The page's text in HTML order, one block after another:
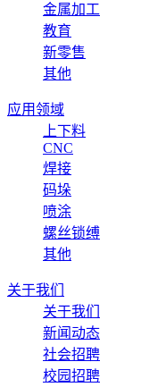
金属加工
教育
新零售
其他
应用领域
上下料
CNC
焊接
码垛
喷涂
螺丝锁缚
其他
关于我们
关于我们
新闻动态
社会招聘
校园招聘